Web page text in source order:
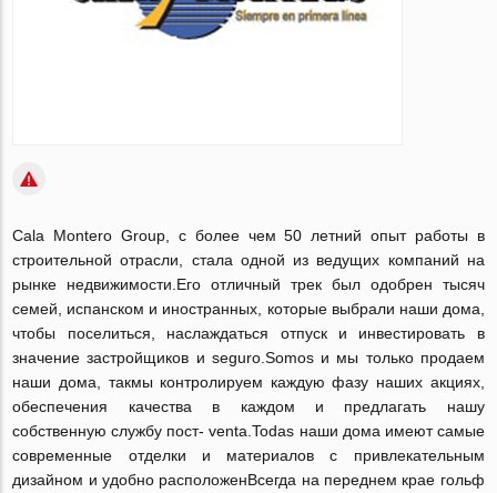
Cala Montero Group, с более чем 50 летний опыт работы в
строительной отрасли, стала одной из ведущих компаний на
рынке недвижимости.Его отличный трек был одобрен тысяч
семей, испанском и иностранных, которые выбрали наши дома,
чтобы поселиться, наслаждаться отпуск и инвестировать в
значение застройщиков и seguro.Somos и мы только продаем
наши дома, такмы контролируем каждую фазу наших акциях,
обеспечения качества в каждом и предлагать нашу
собственную службу пост- venta.Todas наши дома имеют самые
современные отделки и материалов с привлекательным
дизайном и удобно расположенВсегда на переднем крае гольф